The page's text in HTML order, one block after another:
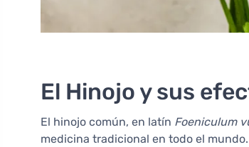
El Hinojo y sus
El hinojo común, en latín Foeniculum
medicina tradicional en todo el